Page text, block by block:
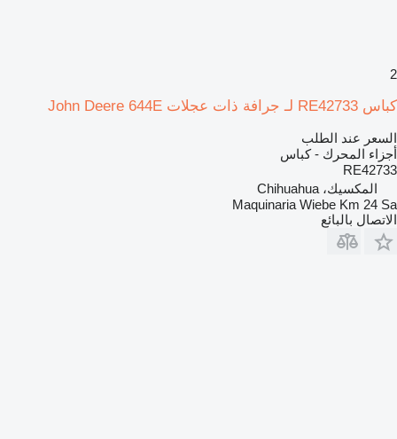
2
كباس RE42733 لـ جرافة ذات عجلات John Deere 644E
السعر عند الطلب
أجزاء المحرك - كباس
RE42733
المكسيك، Chihuahua
Maquinaria Wiebe Km 24 Sa
الاتصال بالبائع